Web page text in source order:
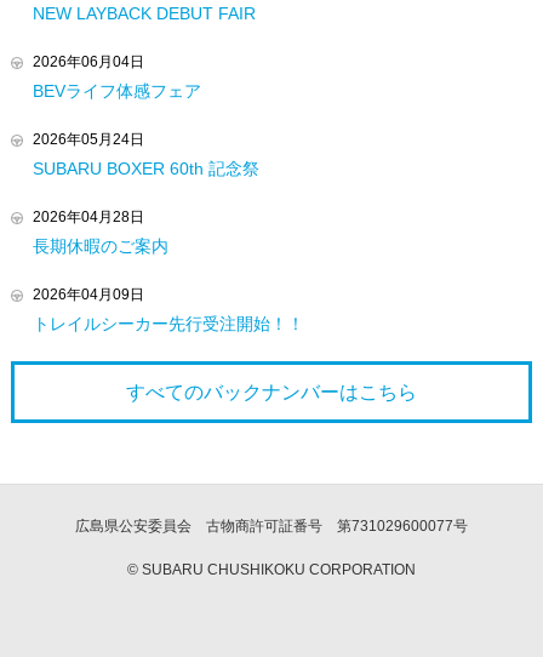
NEW LAYBACK DEBUT FAIR
2026年06月04日
BEVライフ体感フェア
2026年05月24日
SUBARU BOXER 60th 記念祭
2026年04月28日
長期休暇のご案内
2026年04月09日
トレイルシーカー先行受注開始！！
すべてのバックナンバーはこちら
広島県公安委員会 古物商許可証番号 第731029600077号
© SUBARU CHUSHIKOKU CORPORATION